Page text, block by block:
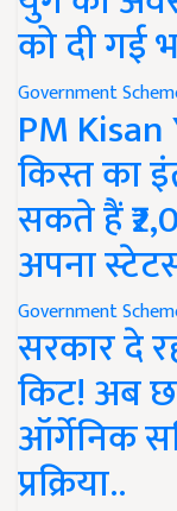
को दी गई
Government
PM
किस्त का
सकते हैं
अपना
Government
सरकार दे
किट! अब
ऑर्गेनिक
प्रक्रिया..